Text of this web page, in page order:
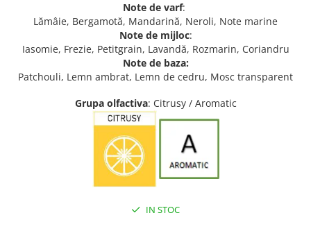
Note de varf:
Lămâie, Bergamotă, Mandarină, Neroli, Note marine
Note de mijloc:
Iasomie, Frezie, Petitgrain, Lavandă, Rozmarin, Coriandru
Note de baza:
Patchouli, Lemn ambrat, Lemn de cedru, Mosc transparent
Grupa olfactiva: Citrusy / Aromatic
IN STOC